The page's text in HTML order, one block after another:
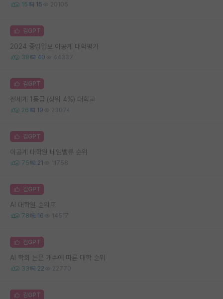
15 15 20105
김GPT
2024 중앙일보 이공계 대학평가
38 40 44337
김GPT
전세계 1등급 (상위 4%) 대학교
26 19 23074
김GPT
이공계 대학원 네임밸류 순위
75 21 11758
김GPT
AI 대학원 순위표
78 16 14517
김GPT
AI 학회 논문 개수에 따른 대학 순위
33 22 22770
김GPT